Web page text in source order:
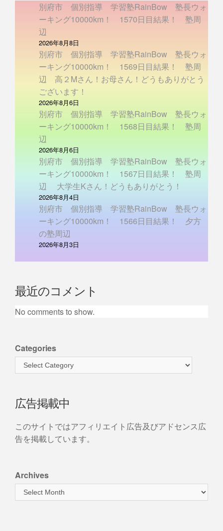
別府市 個別指導 学習塾RainBow 塾長ウォ
ーキング10000km！ 1570日目結果！ 塾周
辺
2026年8月8日
別府市 個別指導 学習塾RainBow 塾長ウォ
ーキング10000km！ 1569日目結果！ 塾周
辺 高２Mさん！お母さん！どうもありがとう
ございます！
2026年8月6日
別府市 個別指導 学習塾RainBow 塾長ウォ
ーキング10000km！ 1568日目結果！ 塾周
辺
2026年8月6日
別府市 個別指導 学習塾RainBow 塾長ウォ
ーキング10000km！ 1567日目結果！ 塾周
辺 大学生Kさん！どうもありがとう！
2026年8月4日
別府市 個別指導 学習塾RainBow 塾長ウォ
ーキング10000km！ 1566日目結果！ 夕方
の塾周辺
2026年8月3日
最近のコメント
No comments to show.
Categories
広告掲載中
このサイトではアフィリエイト広告及びアドセンス広
告を掲載しています。
Archives